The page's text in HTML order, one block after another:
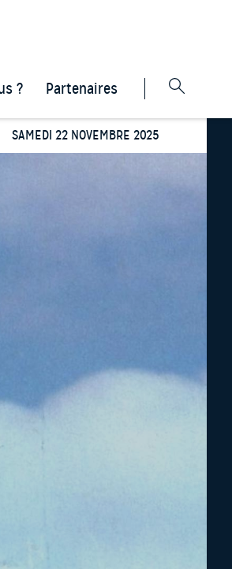
? Partenaires
SAMEDI 22 NOVEMBRE 2025